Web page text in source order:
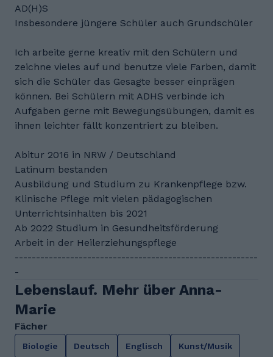
AD(H)S
Insbesondere jüngere Schüler auch Grundschüler
Ich arbeite gerne kreativ mit den Schülern und
zeichne vieles auf und benutze viele Farben, damit
sich die Schüler das Gesagte besser einprägen
können. Bei Schülern mit ADHS verbinde ich
Aufgaben gerne mit Bewegungsübungen, damit es
ihnen leichter fällt konzentriert zu bleiben.
Abitur 2016 in NRW / Deutschland
Latinum bestanden
Ausbildung und Studium zu Krankenpflege bzw.
Klinische Pflege mit vielen pädagogischen
Unterrichtsinhalten bis 2021
Ab 2022 Studium in Gesundheitsförderung
Arbeit in der Heilerziehungspflege
---------------------------------------------------------
-
Lebenslauf. Mehr über Anna-
Marie
Fächer
Biologie Deutsch Englisch Kunst/Musik